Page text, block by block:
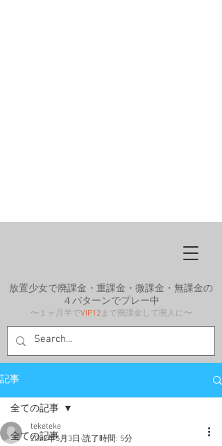
放置少女で廃課金・重課金・微課金・無課金の
４パターンでプレー中
〜１ヶ月半でVIP12まで廃課金して廃人に〜
記事
全ての記事
全ての記事
teketeke
2022年5月3日 読了時間: 5分